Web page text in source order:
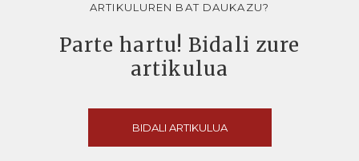
ARTIKULUREN BAT DAUKAZU?
Parte hartu! Bidali zure
artikulua
BIDALI ARTIKULUA